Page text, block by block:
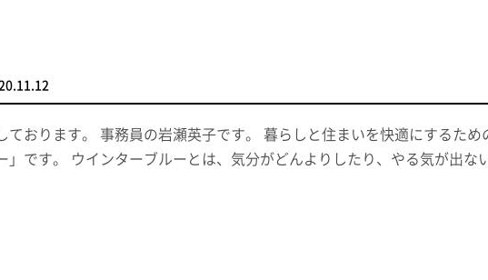
ております。 事務員の岩瀬英子です。 暮らしと住まいを快適にするた
」です。 ウインターブルーとは、気分がどんよりしたり、やる気が出な